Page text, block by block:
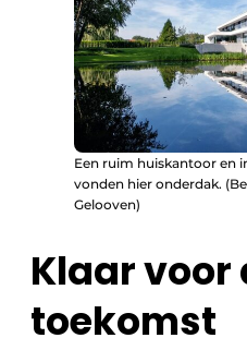
Een ruim huiskantoor en
vonden hier onderdak.
Gelooven)
Klaar voor
toekomst